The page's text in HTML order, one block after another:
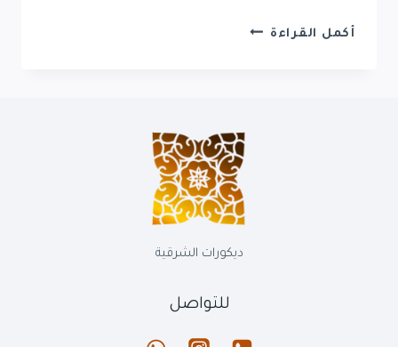
أكمل القراءة معلم
الشرقية
0569389270
تنفيذ
جبسبمورد
بالدمام
ديكورات الشرقية
للتواصل